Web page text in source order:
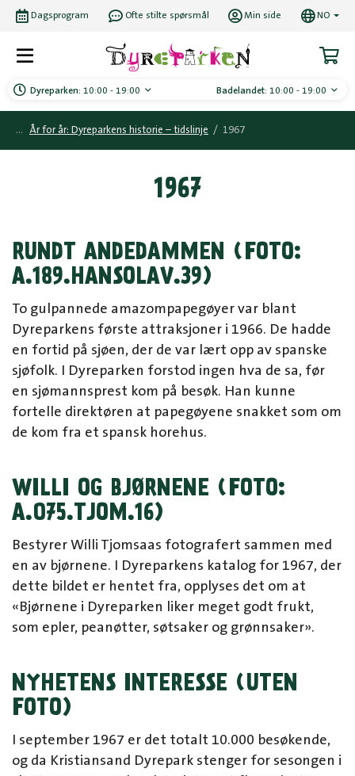
Dyreparken: 10:00 - 19:00 Badelandet: 10:00 - 19:00
Dagsprogram Ofte stilte spørsmål Min side NO
År for år: Dyreparkens historie – tidslinje / 1967
1967
RUNDT ANDEDAMMEN (FOTO:
A.189.HANSOLAV.39)
To gulpannede amazompapegøyer var blant
Dyreparkens første attraksjoner i 1966. De hadde
en fortid på sjøen, der de var lært opp av spanske
sjøfolk. I Dyreparken forstod ingen hva de sa, før
en sjømannsprest kom på besøk. Han kunne
fortelle direktøren at papegøyene snakket som om
de kom fra et spansk horehus.
WILLI OG BJØRNENE (FOTO:
A.075.TJOM.16)
Bestyrer Willi Tjomsaas fotografert sammen med
en av bjørnene. I Dyreparkens katalog for 1967, der
dette bildet er hentet fra, opplyses det om at
«Bjørnene i Dyreparken liker meget godt frukt,
som epler, peanøtter, søtsaker og grønnsaker».
NYHETENS INTERESSE (UTEN
FOTO)
I september 1967 er det totalt 10.000 besøkende,
og da Kristiansand Dyrepark stenger for sesongen i